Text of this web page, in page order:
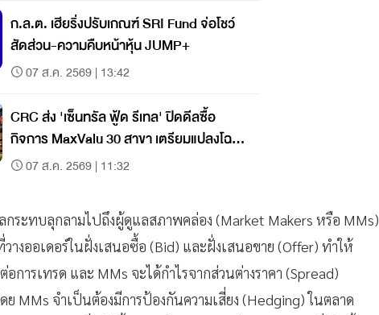
ก.ล.ต. เฮียริ่งปรับเกณฑ์ SRI Fund จ่อโชว์
สัดส่วน-ความคืบหน้าหุ้น JUMP+
07 ส.ค. 2569 | 13:42
CRC ส่ง 'เซ็นทรัล ฟู้ด รีเทล' ปิดดีลซื้อ
กิจการ MaxValu 30 สาขา เตรียมแปลงโฉม
เป็น 'ท็อปส์'
07 ส.ค. 2569 | 11:32
ระทบลุกลามไปถึงผู้ดูแลสภาพคล่อง (Market Makers หรือ MMs)
งออเดอร์ในฝั่งเสนอซื้อ (Bid) และฝั่งเสนอขาย (Offer) ทำให้
การเทรด และ MMs จะได้กำไรจากส่วนต่างราคา (Spread)
ย MMs จำเป็นต้องมีการป้องกันความเสี่ยง (Hedging) ในตลาด